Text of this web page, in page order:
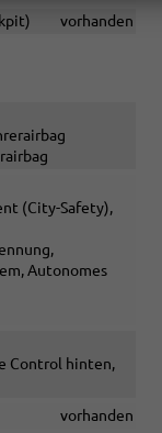
vorhanden
(City-Safety),
Autonomes
Control hinten,
vorhanden